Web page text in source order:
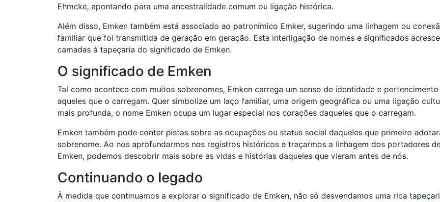
Ehmcke, apontando para uma ancestralidade comum ou ligação histórica.
Além disso, Emken também está associado ao patronímico Emker, sugerindo uma linhagem ou
familiar que foi transmitida de geração em geração. Esta interligação de nomes e significados
camadas à tapeçaria do significado de Emken.
O significado de Emken
Tal como acontece com muitos sobrenomes, Emken carrega um senso de identidade e pertencimento
aqueles que o carregam. Quer simbolize um laço familiar, uma origem geográfica ou uma ligação
mais profunda, o nome Emken ocupa um lugar especial nos corações daqueles que o carregam.
Emken também pode conter pistas sobre as ocupações ou status social daqueles que primeiro
sobrenome. Ao nos aprofundarmos nos registros históricos e traçarmos a linhagem dos portadores
Emken, podemos descobrir mais sobre as vidas e histórias daqueles que vieram antes de nós.
Continuando o legado
À medida que continuamos a explorar o significado de Emken, não só desvendamos uma rica